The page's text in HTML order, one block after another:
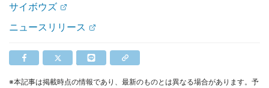
サイボウズ
ニュースリリース
※本記事は掲載時点の情報であり、最新のものとは異なる場合があります。予